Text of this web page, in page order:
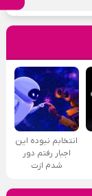
انتخابم نبوده این
اجبار رفتم دور
شدم ازت